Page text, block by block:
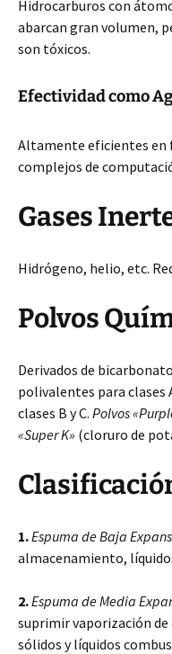
Hidrocarburos con
abarcan gran volumen,
son tóxicos.
Efectividad como
Altamente eficientes en
complejos de
Gases
Hidrógeno, helio, etc.
Polvos
Derivados de
polivalentes para clases
clases B y C. Polvos
«Super K» (cloruro de
1.Espuma de Baja
almacenamiento,
2.Espuma de Media
suprimir vaporización
sólidos y líquidos